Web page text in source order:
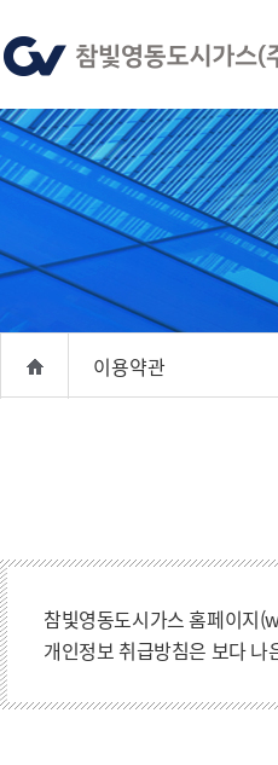
이용약관
참빛영동도시가스 홈페이지
개인정보 취급방침은 보다